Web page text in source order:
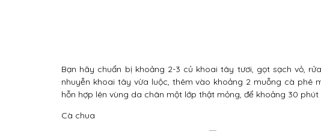
Bạn hãy chuẩn bị khoảng 2-3 củ khoai tây tươi, gọt sạch vỏ,
nhuyễn khoai tây vừa luộc, thêm vào khoảng 2 muỗng cà phê
hỗn hợp lên vùng da chân một lớp thật mỏng, để khoảng 30
Cà chua